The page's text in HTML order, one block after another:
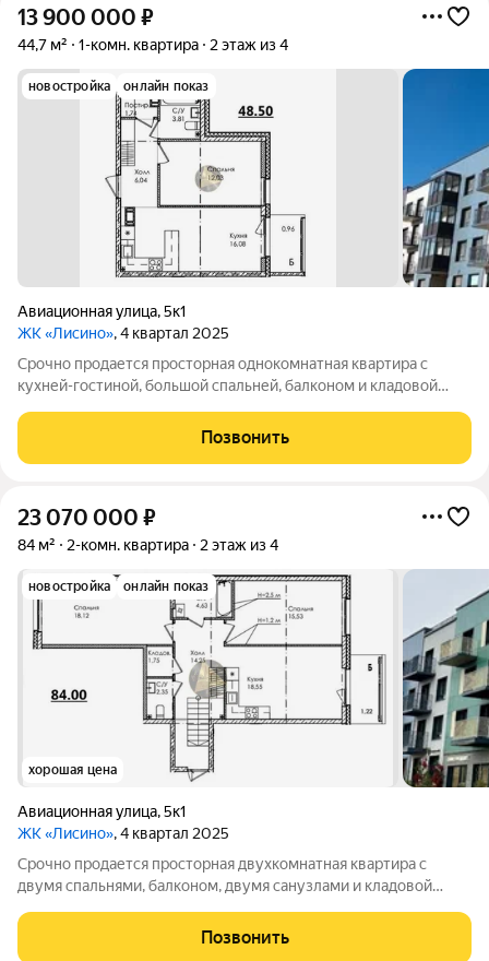
13 900 000 ₽
44,7 м² 1-комн. квартира 2 этаж из 4
новостройка онлайн показ
Авиационная улица,5к1
ЖК «Лисино», 4 квартал 2025
Срочно продается просторная однокомнатная квартира с
кухней-гостиной, большой спальней, балконом и кладовой
развитой инфраструктурой в престижном Курортном районе
Санкт-Петербурга! Жилой комплекс
Позвонить
23 070 000 ₽
84 м² 2-комн. квартира 2 этаж из 4
новостройка онлайн показ
хорошая цена
Авиационная улица,5к1
ЖК «Лисино», 4 квартал 2025
Срочно продается просторная двухкомнатная квартира с
двумя спальнями, балконом, двумя санузлами и кладовой
развитой инфраструктурой в престижном Курортном районе
Санкт-Петербурга! Жилой комплекс
Позвонить